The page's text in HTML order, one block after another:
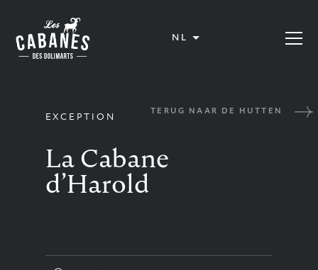
NL Menu
TERUG NAAR DE HUTTEN
EXCEPTION
La Cabane
d’Harold